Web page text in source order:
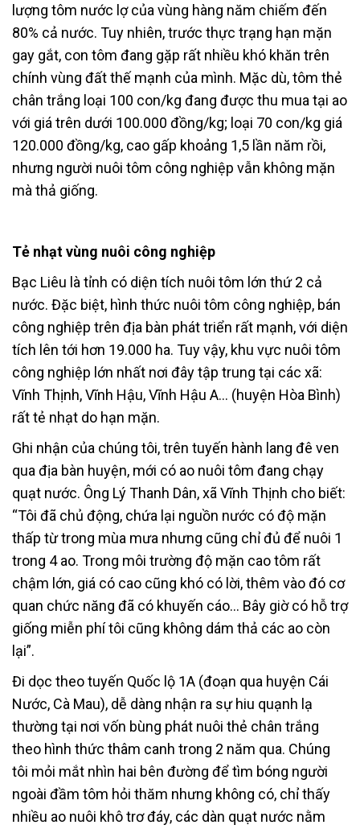
lượng tôm nước lợ của vùng hàng năm chiếm đến
80% cả nước. Tuy nhiên, trước thực trạng hạn mặn
gay gắt, con tôm đang gặp rất nhiều khó khăn trên
chính vùng đất thế mạnh của mình. Mặc dù, tôm thẻ
chân trắng loại 100 con/kg đang được thu mua tại ao
với giá trên dưới 100.000 đồng/kg; loại 70 con/kg giá
120.000 đồng/kg, cao gấp khoảng 1,5 lần năm rồi,
nhưng người nuôi tôm công nghiệp vẫn không mặn
mà thả giống.
Tẻ nhạt vùng nuôi công nghiệp
Bạc Liêu là tỉnh có diện tích nuôi tôm lớn thứ 2 cả
nước. Đặc biệt, hình thức nuôi tôm công nghiệp, bán
công nghiệp trên địa bàn phát triển rất mạnh, với diện
tích lên tới hơn 19.000 ha. Tuy vậy, khu vực nuôi tôm
công nghiệp lớn nhất nơi đây tập trung tại các xã:
Vĩnh Thịnh, Vĩnh Hậu, Vĩnh Hậu A… (huyện Hòa Bình)
rất tẻ nhạt do hạn mặn.
Ghi nhận của chúng tôi, trên tuyến hành lang đê ven
qua địa bàn huyện, mới có ao nuôi tôm đang chạy
quạt nước. Ông Lý Thanh Dân, xã Vĩnh Thịnh cho biết:
“Tôi đã chủ động, chứa lại nguồn nước có độ mặn
thấp từ trong mùa mưa nhưng cũng chỉ đủ để nuôi 1
trong 4 ao. Trong môi trường độ mặn cao tôm rất
chậm lớn, giá có cao cũng khó có lời, thêm vào đó cơ
quan chức năng đã có khuyến cáo… Bây giờ có hỗ trợ
giống miễn phí tôi cũng không dám thả các ao còn
lại”.
Đi dọc theo tuyến Quốc lộ 1A (đoạn qua huyện Cái
Nước, Cà Mau), dễ dàng nhận ra sự hiu quạnh lạ
thường tại nơi vốn bùng phát nuôi thẻ chân trắng
theo hình thức thâm canh trong 2 năm qua. Chúng
tôi mỏi mắt nhìn hai bên đường để tìm bóng người
ngoài đầm tôm hỏi thăm nhưng không có, chỉ thấy
nhiều ao nuôi khô trơ đáy, các dàn quạt nước nằm